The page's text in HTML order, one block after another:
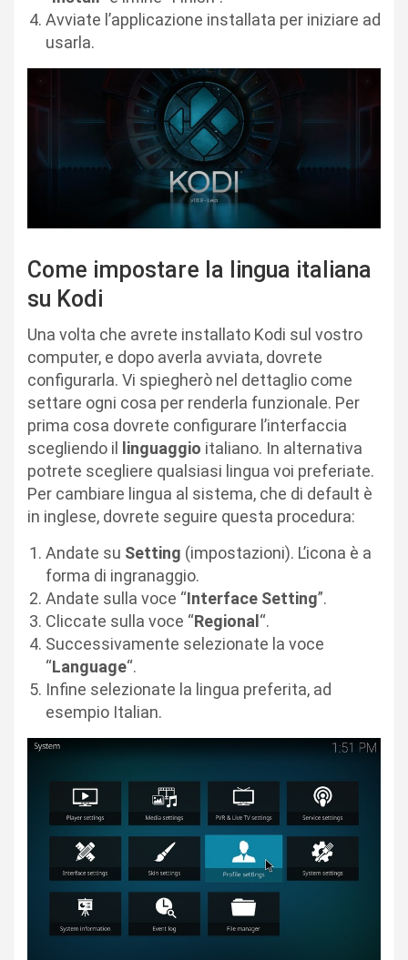
Avviate l’applicazione installata per iniziare ad
usarla.
Come impostare la lingua italiana
su Kodi
Una volta che avrete installato Kodi sul vostro
computer, e dopo averla avviata, dovrete
configurarla. Vi spiegherò nel dettaglio come
settare ogni cosa per renderla funzionale. Per
prima cosa dovrete configurare l’interfaccia
scegliendo il
linguaggio italiano. In alternativa
potrete scegliere qualsiasi lingua voi preferiate.
Per cambiare lingua al sistema, che di default è
in inglese, dovrete seguire questa procedura:
Andate su Setting (impostazioni). L’icona è a
forma di ingranaggio.
Andate sulla voce “Interface Setting”.
Cliccate sulla voce “Regional “.
Successivamente selezionate la voce
“Language“.
Infine selezionate la lingua preferita, ad
esempio Italian.